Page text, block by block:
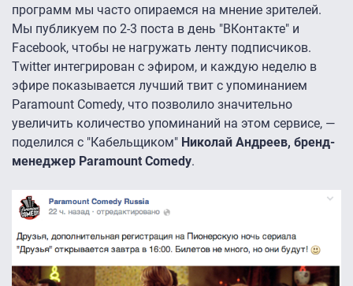
программ мы часто опираемся на мнение зрителей.
Мы публикуем по 2-3 поста в день "ВКонтакте" и
Facebook, чтобы не нагружать ленту подписчиков.
Twitter интегрирован с эфиром, и каждую неделю в
эфире показывается лучший твит с упоминанием
Paramount Comedy, что позволило значительно
увеличить количество упоминаний на этом сервисе, —
поделился с "Кабельщиком" Николай Андреев, бренд-
менеджер Paramount Comedy.